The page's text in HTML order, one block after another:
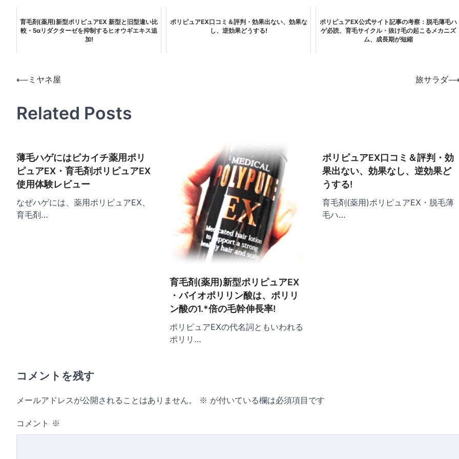
育毛剤(薬用)新型ポリピュアEX 新型と旧型違い比
較・5αリダクターゼを抑制するヒオウギエキス追
加!
ポリピュアEX口コミ＆評判・効果出ない、効果な
し、逆効果どうする!
ポリピュアEX公式サイト記事の考察：脱毛薄毛ハ
ゲ必読、育毛サイクル・抜け毛の起こるメカニズ
ム、成長期が短縮
投
ナ
ー
シ
ョ
ン
⟵ ミヤネ屋 旅サラダ
Related Posts
薄毛ハゲにはピカイチ薬用ポリ
ピュアEX・育毛剤ポリピュアEX
使用体験レビュー
なぜハゲには、薬用ポリピュアEX、
育毛剤…
育毛剤(薬用)新型ポリピュアEX
・バイオポリリン酸は、ポリリ
ン酸の1.*倍の毛幹伸長率!
ポリピュアEXの代名詞ともいわれる
ポリリ…
ポリピュアEX口コミ＆評判・効
果出ない、効果なし、逆効果ど
うする!
育毛剤(薬用)ポリピュアEX・脱毛薄
毛ハ…
コメントを残す
メールアドレスが公開されることはありません。 ※ が付いている欄は必須項目です
コメント ※